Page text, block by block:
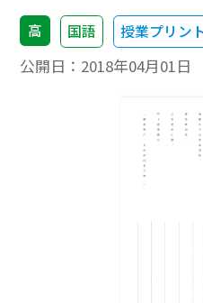
高 国語 授業プリン
公開日： 2018年04月01日